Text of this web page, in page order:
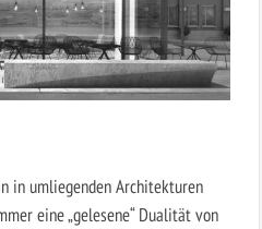
in umliegenden Architekturen
eine „gelesene“ Dualität von